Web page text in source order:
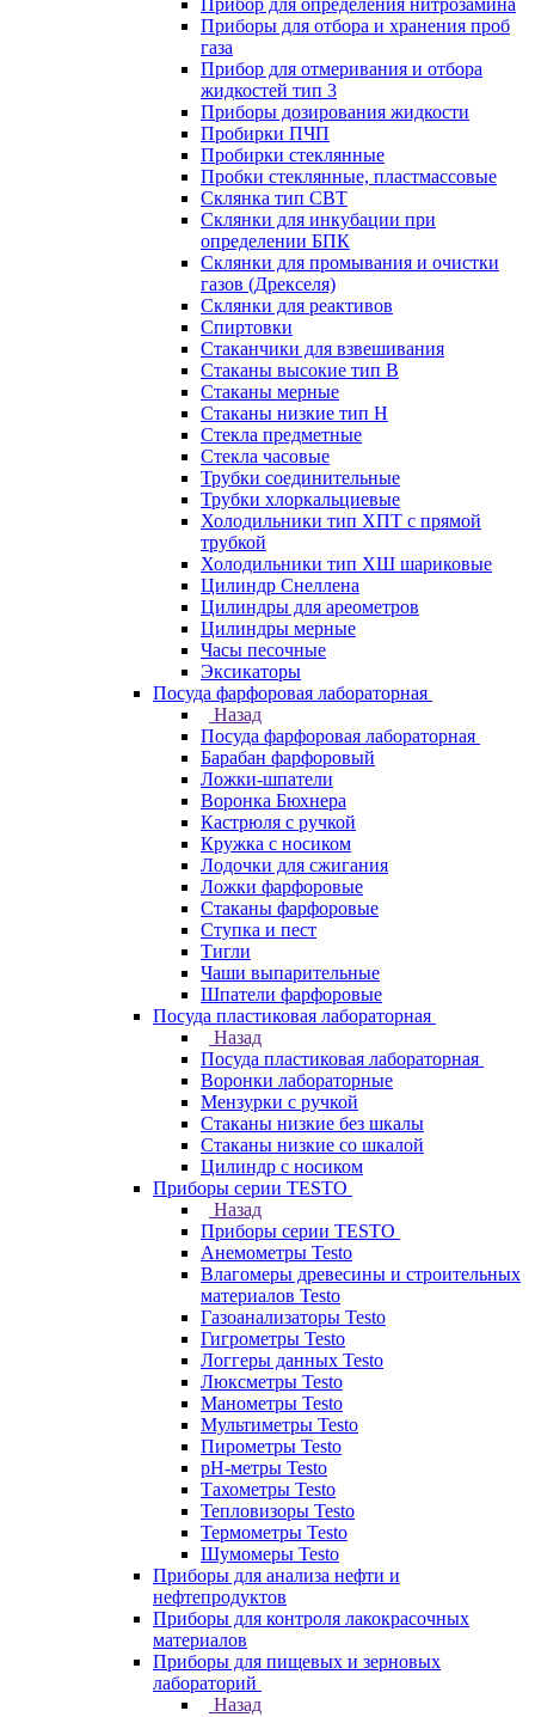
Прибор для определения нитрозамина
Приборы для отбора и хранения проб
газа
Прибор для отмеривания и отбора
жидкостей тип 3
Приборы дозирования жидкости
Пробирки ПЧП
Пробирки стеклянные
Пробки стеклянные, пластмассовые
Склянка тип СВТ
Склянки для инкубации при
определении БПК
Склянки для промывания и очистки
газов (Дрекселя)
Склянки для реактивов
Спиртовки
Стаканчики для взвешивания
Стаканы высокие тип В
Стаканы мерные
Стаканы низкие тип Н
Стекла предметные
Стекла часовые
Трубки соединительные
Трубки хлоркальциевые
Холодильники тип ХПТ с прямой
трубкой
Холодильники тип ХШ шариковые
Цилиндр Снеллена
Цилиндры для ареометров
Цилиндры мерные
Часы песочные
Эксикаторы
Посуда фарфоровая лабораторная
Назад
Посуда фарфоровая лабораторная
Барабан фарфоровый
Ложки-шпатели
Воронка Бюхнера
Кастрюля с ручкой
Кружка с носиком
Лодочки для сжигания
Ложки фарфоровые
Стаканы фарфоровые
Ступка и пест
Тигли
Чаши выпарительные
Шпатели фарфоровые
Посуда пластиковая лабораторная
Назад
Посуда пластиковая лабораторная
Воронки лабораторные
Мензурки с ручкой
Стаканы низкие без шкалы
Стаканы низкие со шкалой
Цилиндр с носиком
Приборы серии TESTO
Назад
Приборы серии TESTO
Анемометры Testo
Влагомеры древесины и строительных
материалов Testo
Газоанализаторы Testo
Гигрометры Testo
Логгеры данных Testo
Люксметры Testo
Манометры Testo
Мультиметры Testo
Пирометры Testo
pH-метры Testo
Тахометры Testo
Тепловизоры Testo
Термометры Testo
Шумомеры Testo
Приборы для анализа нефти и
нефтепродуктов
Приборы для контроля лакокрасочных
материалов
Приборы для пищевых и зерновых
лабораторий
Назад